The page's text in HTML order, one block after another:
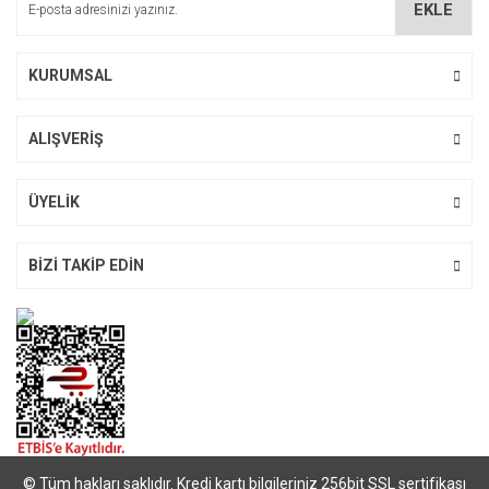
EKLE
KURUMSAL
ALIŞVERİŞ
ÜYELİK
BİZİ TAKİP EDİN
© Tüm hakları saklıdır. Kredi kartı bilgileriniz 256bit SSL sertifikası